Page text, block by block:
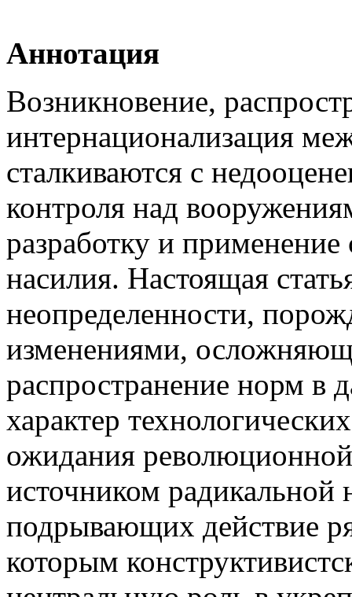
Аннотация
Возникновение,
интернационализация
сталкиваются с
контроля над
разработку и применение
насилия. Настоящая
неопределенности,
изменениями,
распространение норм в
характер
ожидания
источником радикальной
подрывающих действие
которым